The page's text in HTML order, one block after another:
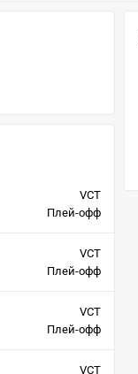
VCT
Плей-офф
VCT
Плей-офф
VCT
Плей-офф
VCT